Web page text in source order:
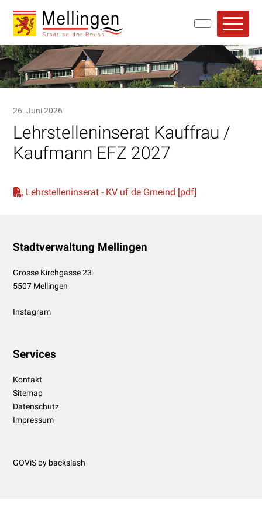
Navigieren in Mellingen
Schnellnavigation
Lehrstelleninserat Kauffrau /
Kaufmann EFZ 2027
26. Juni 2026
Lehrstelleninserat - KV uf de Gmeind [pdf]
Footer
Stadtverwaltung Mellingen
Grosse Kirchgasse 23
5507 Mellingen
Instagram
Services
Kontakt
Sitemap
Datenschutz
Impressum
GOViS by backslash